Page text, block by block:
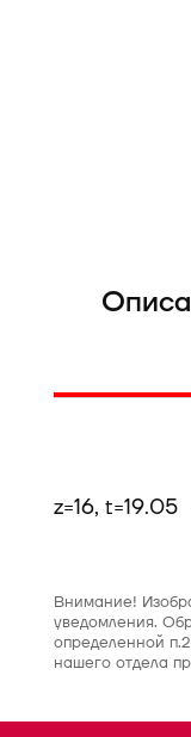
z=16,
Внимание!
уведомления.
определенной
нашего отдела